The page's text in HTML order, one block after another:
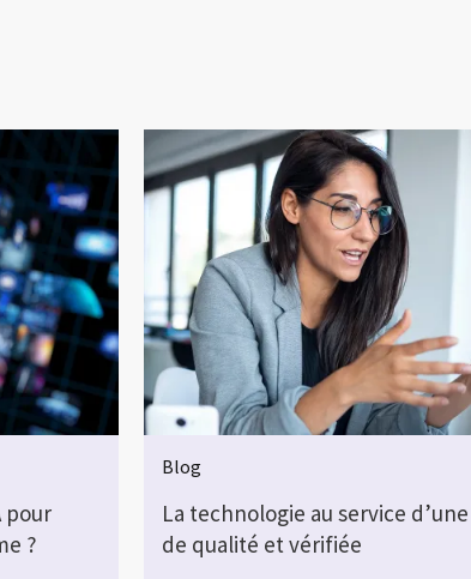
pour
?
Blog
La technologie au service
de qualité et vérifiée